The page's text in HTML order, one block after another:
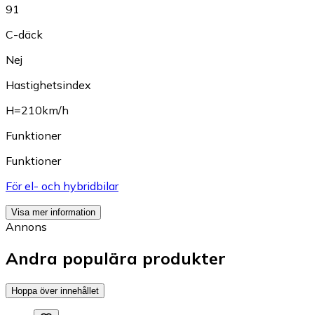
91
C-däck
Nej
Hastighetsindex
H=210km/h
Funktioner
Funktioner
För el- och hybridbilar
Visa mer information
Annons
Andra populära produkter
Hoppa över innehållet